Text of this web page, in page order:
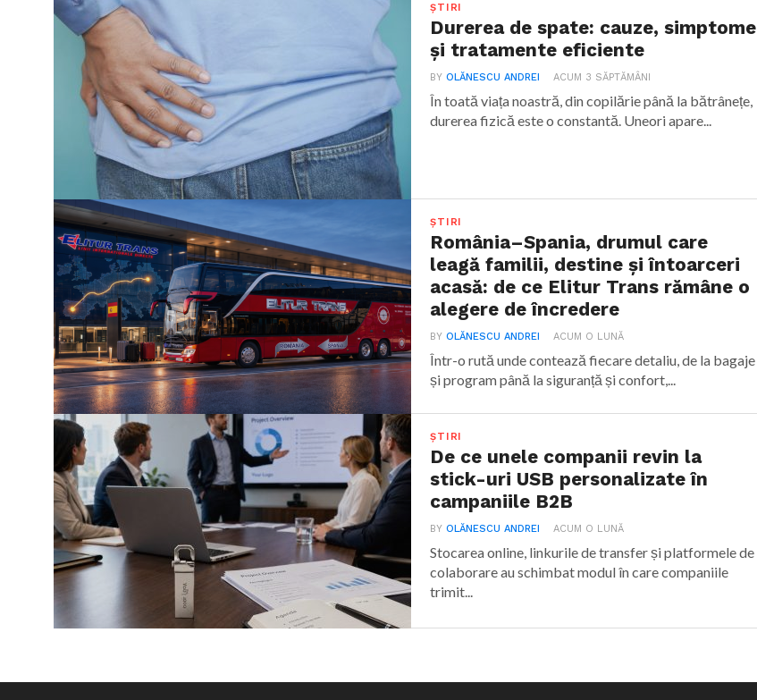
ȘTIRI
Durerea de spate: cauze, simptome
și tratamente eficiente
BYOLĂNESCU ANDREI ACUM 3 SĂPTĂMÂNI
În toată viața noastră, din copilărie până la bătrânețe,
durerea fizică este o constantă. Uneori apare...
ȘTIRI
România–Spania, drumul care
leagă familii, destine și întoarceri
acasă: de ce Elitur Trans rămâne o
alegere de încredere
BYOLĂNESCU ANDREI ACUM O LUNĂ
Într-o rută unde contează fiecare detaliu, de la bagaje
și program până la siguranță și confort,...
ȘTIRI
De ce unele companii revin la
stick-uri USB personalizate în
campaniile B2B
BYOLĂNESCU ANDREI ACUM O LUNĂ
Stocarea online, linkurile de transfer și platformele de
colaborare au schimbat modul în care companiile
trimit...